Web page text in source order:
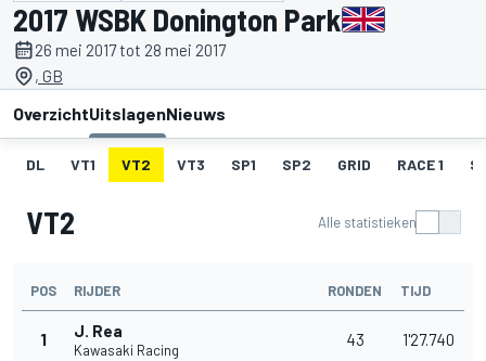
2017 WSBK Donington Park
26 mei 2017 tot 28 mei 2017
, GB
OverzichtUitslagenNieuws
DL VT1 VT2 VT3 SP1 SP2 GRID RACE 1
VT2 Alle statistieken
POS RIJDER RONDEN TIJD
1 J. Rea
Kawasaki Racing
43 1'27.740